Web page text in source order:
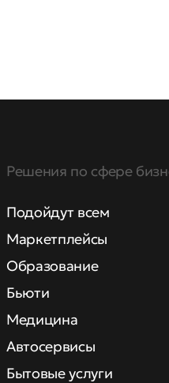
Решения по сфере
Подойдут всем
Маркетплейсы
Образование
Бьюти
Медицина
Автосервисы
Бытовые услуги